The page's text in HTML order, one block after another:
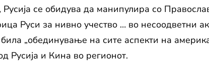
се обидува да манипулира со
Руси за нивно учество … во несоодветни
„обединување на сите аспекти на
Русија и Кина во регионот.